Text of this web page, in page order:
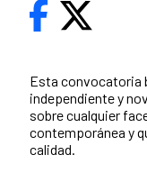
Esta convocatoria
independiente y
sobre cualquier
contemporánea y
calidad.